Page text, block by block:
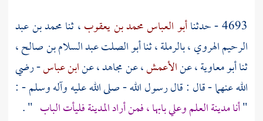
4693 - حدثنا
أبو العباس محمد بن يعقوب، ثنامحمد بن عبد
الرحيم الهروي،بالرملة، ثناأبو الصلت عبد السلام بن صالح،
ثناأبو معاوية، عنالأعمش، عنمجاهد، عنابن عباس- رضي
الله عنهما - قال : قال رسول الله - صلى الله عليه وآله وسلم - :
"أنا مدينة العلموعليبابها ، فمن أراد المدينة فليأت الباب " .